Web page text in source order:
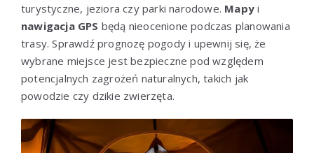
turystyczne, jeziora czy parki narodowe. Mapy i
nawigacja GPS będą nieocenione podczas planowania
trasy. Sprawdź prognozę pogody i upewnij się, że
wybrane miejsce jest bezpieczne pod względem
potencjalnych zagrożeń naturalnych, takich jak
powodzie czy dzikie zwierzęta.